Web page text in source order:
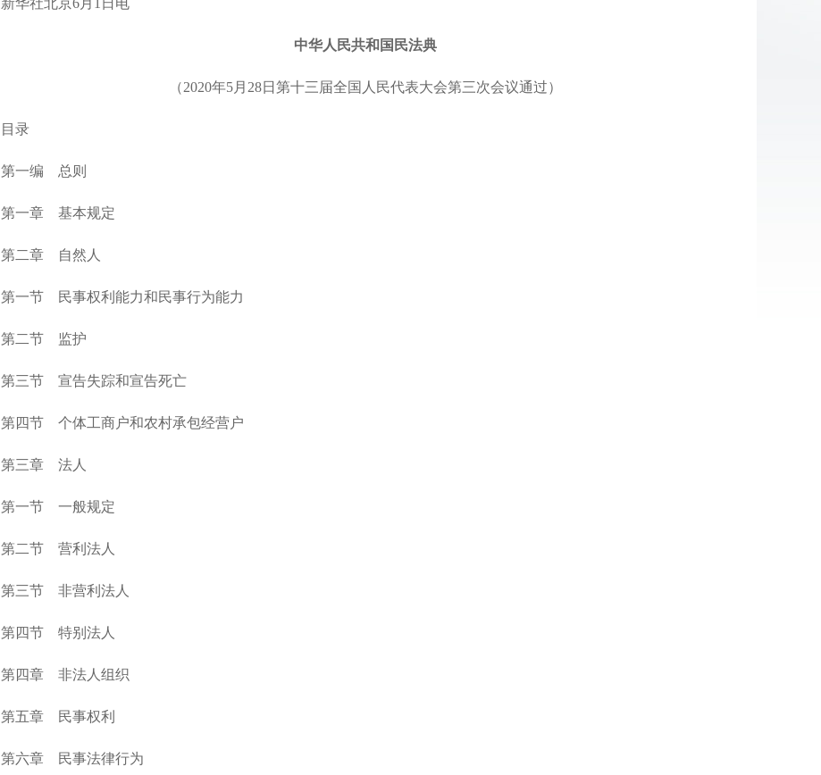
新华社北京6月1日电
中华人民共和国民法典
（2020年5月28日第十三届全国人民代表大会第三次会议通过）
目录
第一编 总则
第一章 基本规定
第二章 自然人
第一节 民事权利能力和民事行为能力
第二节 监护
第三节 宣告失踪和宣告死亡
第四节 个体工商户和农村承包经营户
第三章 法人
第一节 一般规定
第二节 营利法人
第三节 非营利法人
第四节 特别法人
第四章 非法人组织
第五章 民事权利
第六章 民事法律行为